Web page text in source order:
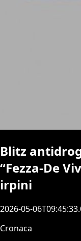
Blitz
“Fezza-De
irpini
2026-05-
Cronaca